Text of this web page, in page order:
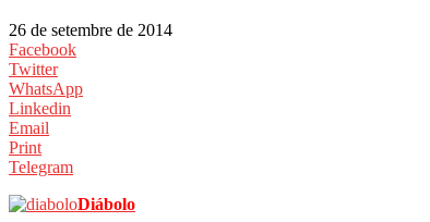
26 de setembre de 2014
Facebook
Twitter
WhatsApp
Linkedin
Email
Print
Telegram
Diábolo